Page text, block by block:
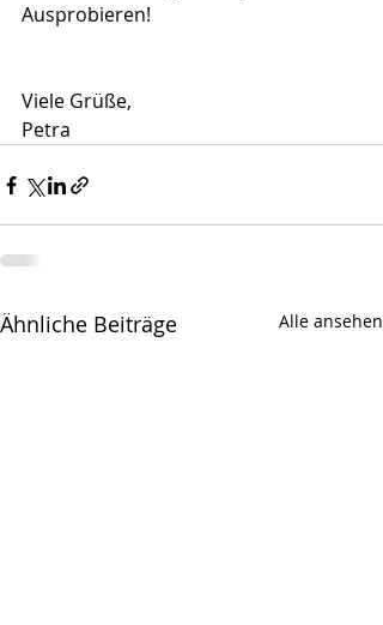
Ausprobieren!
Viele Grüße,
Petra
Ähnliche Beiträge Alle ansehen